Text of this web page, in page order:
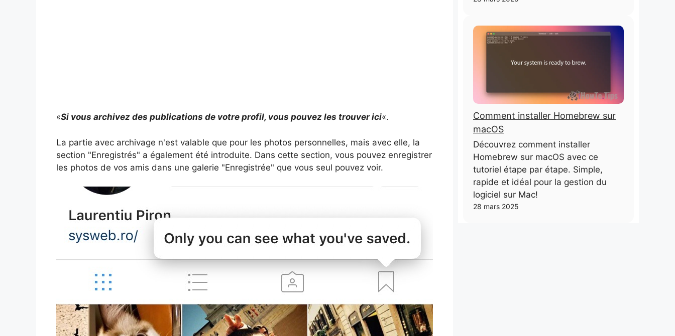
«Si vous archivez des publications de votre profil, vous pouvez les trouver ici«.
La partie avec archivage n'est valable que pour les photos personnelles, mais avec elle, la
section "Enregistrés" a également été introduite. Dans cette section, vous pouvez enregistrer
les photos de vos amis dans une galerie "Enregistrée" que vous seul pouvez voir.
Comment installer Homebrew sur
macOS
Découvrez comment installer
Homebrew sur macOS avec ce
tutoriel étape par étape. Simple,
rapide et idéal pour la gestion du
logiciel sur Mac!
28 mars 2025